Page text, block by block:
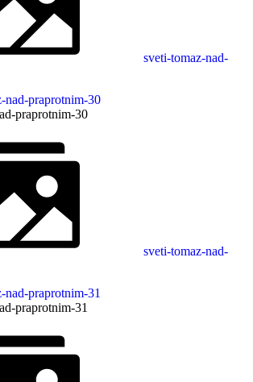
sveti-tomaz-nad-
praprotnim-30
sveti-tomaz-nad-
praprotnim-31